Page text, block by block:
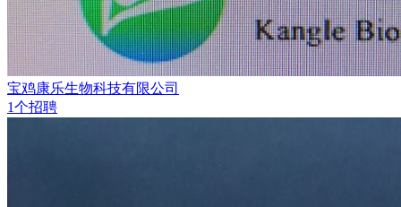
宝鸡康乐生物科技有限公司
1个招聘